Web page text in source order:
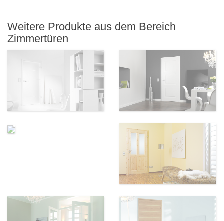
Weitere Produkte aus dem Bereich
Zimmertüren